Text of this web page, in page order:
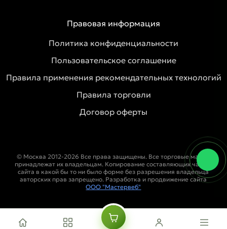
Правовая информация
Политика конфиденциальности
Пользовательское соглашение
Правила применения рекомендательных технологий
Правила торговли
Договор оферты
© Москва 2012-2026 Все права защищены. Все торговые марки
принадлежат их владельцам. Копирование составляющих частей
сайта в какой бы то ни было форме без разрешения владельца
авторских прав запрещено. Разработка и продвижение сайта
ООО "Мастервеб"